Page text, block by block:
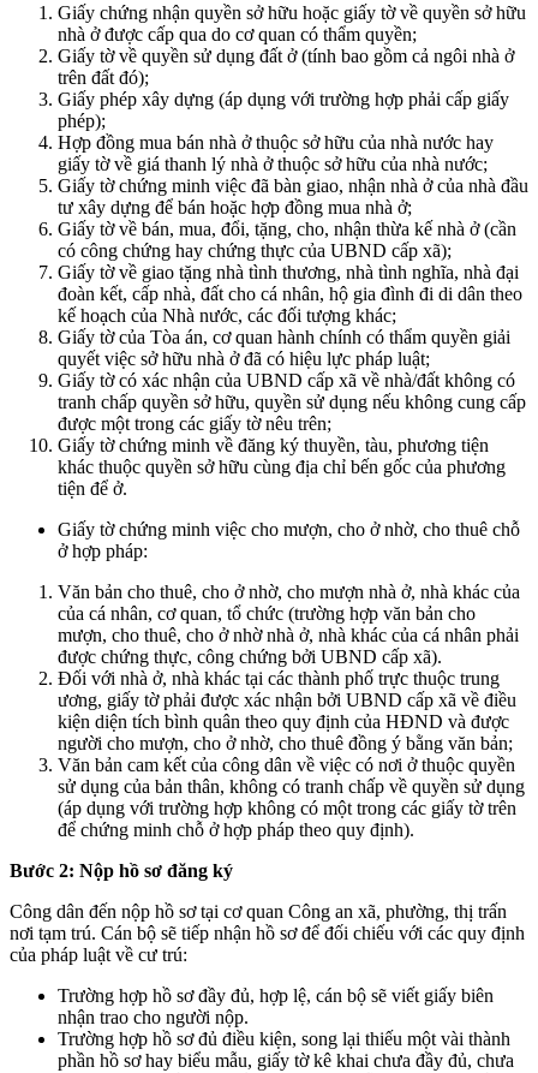
Giấy chứng nhận quyền sở hữu hoặc giấy tờ về quyền sở hữu
nhà ở được cấp qua do cơ quan có thẩm quyền;
Giấy tờ về quyền sử dụng đất ở (tính bao gồm cả ngôi nhà ở
trên đất đó);
Giấy phép xây dựng (áp dụng với trường hợp phải cấp giấy
phép);
Hợp đồng mua bán nhà ở thuộc sở hữu của nhà nước hay
giấy tờ về giá thanh lý nhà ở thuộc sở hữu của nhà nước;
Giấy tờ chứng minh việc đã bàn giao, nhận nhà ở của nhà đầu
tư xây dựng để bán hoặc hợp đồng mua nhà ở;
Giấy tờ về bán, mua, đổi, tặng, cho, nhận thừa kế nhà ở (cần
có công chứng hay chứng thực của UBND cấp xã);
Giấy tờ về giao tặng nhà tình thương, nhà tình nghĩa, nhà đại
đoàn kết, cấp nhà, đất cho cá nhân, hộ gia đình đi di dân theo
kế hoạch của Nhà nước, các đối tượng khác;
Giấy tờ của Tòa án, cơ quan hành chính có thẩm quyền giải
quyết việc sở hữu nhà ở đã có hiệu lực pháp luật;
Giấy tờ có xác nhận của UBND cấp xã về nhà/đất không có
tranh chấp quyền sở hữu, quyền sử dụng nếu không cung cấp
được một trong các giấy tờ nêu trên;
Giấy tờ chứng minh về đăng ký thuyền, tàu, phương tiện
khác thuộc quyền sở hữu cùng địa chỉ bến gốc của phương
tiện để ở.
Giấy tờ chứng minh việc cho mượn, cho ở nhờ, cho thuê chỗ
ở hợp pháp:
Văn bản cho thuê, cho ở nhờ, cho mượn nhà ở, nhà khác của
của cá nhân, cơ quan, tổ chức (trường hợp văn bản cho
mượn, cho thuê, cho ở nhờ nhà ở, nhà khác của cá nhân phải
được chứng thực, công chứng bởi UBND cấp xã).
Đối với nhà ở, nhà khác tại các thành phố trực thuộc trung
ương, giấy tờ phải được xác nhận bởi UBND cấp xã về điều
kiện diện tích bình quân theo quy định của HĐND và được
người cho mượn, cho ở nhờ, cho thuê đồng ý bằng văn bản;
Văn bản cam kết của công dân về việc có nơi ở thuộc quyền
sử dụng của bản thân, không có tranh chấp về quyền sử dụng
(áp dụng với trường hợp không có một trong các giấy tờ trên
để chứng minh chỗ ở hợp pháp theo quy định).
Bước 2: Nộp hồ sơ đăng ký
Công dân đến nộp hồ sơ tại cơ quan Công an xã, phường, thị trấn
nơi tạm trú. Cán bộ sẽ tiếp nhận hồ sơ để đối chiếu với các quy định
của pháp luật về cư trú:
Trường hợp hồ sơ đầy đủ, hợp lệ, cán bộ sẽ viết giấy biên
nhận trao cho người nộp.
Trường hợp hồ sơ đủ điều kiện, song lại thiếu một vài thành
phần hồ sơ hay biểu mẫu, giấy tờ kê khai chưa đầy đủ, chưa